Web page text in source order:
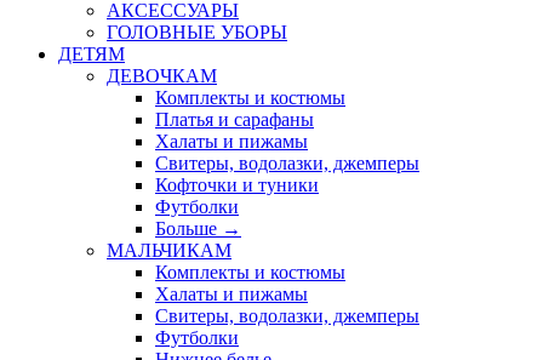
АКСЕССУАРЫ
ГОЛОВНЫЕ УБОРЫ
ДЕТЯМ
ДЕВОЧКАМ
Комплекты и костюмы
Платья и сарафаны
Халаты и пижамы
Свитеры, водолазки, джемперы
Кофточки и туники
Футболки
Больше →
МАЛЬЧИКАМ
Комплекты и костюмы
Халаты и пижамы
Свитеры, водолазки, джемперы
Футболки